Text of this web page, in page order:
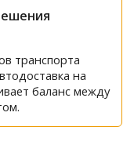
транспорта
на
баланс между